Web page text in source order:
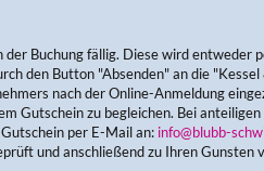
Buchung fällig. Diese wird entweder
den Button "Absenden" an die
nach der Online-Anmeldung
Gutschein zu begleichen. Bei
per E-Mail an: info@blubb-
und anschließend zu Ihren Gunsten